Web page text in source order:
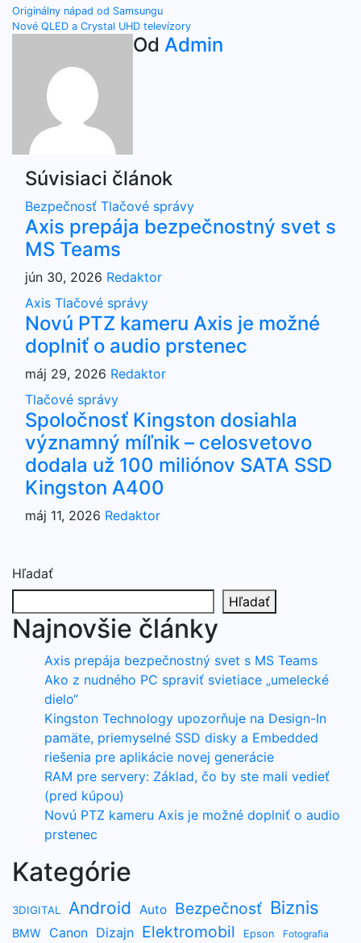
Navigácia
článku
Originálny nápad od Samsungu
Nové QLED a Crystal UHD televízory
Od Admin
Súvisiaci článok
Bezpečnosť Tlačové správy
Axis prepája bezpečnostný svet s
MS Teams
jún 30, 2026 Redaktor
Axis Tlačové správy
Novú PTZ kameru Axis je možné
doplniť o audio prstenec
máj 29, 2026 Redaktor
Tlačové správy
Spoločnosť Kingston dosiahla
významný míľnik – celosvetovo
dodala už 100 miliónov SATA SSD
Kingston A400
máj 11, 2026 Redaktor
Hľadať
Hľadať
Najnovšie články
Axis prepája bezpečnostný svet s MS Teams
Ako z nudného PC spraviť svietiace „umelecké
dielo“
Kingston Technology upozorňuje na Design-In
pamäte, priemyselné SSD disky a Embedded
riešenia pre aplikácie novej generácie
RAM pre servery: Základ, čo by ste mali vedieť
(pred kúpou)
Novú PTZ kameru Axis je možné doplniť o audio
prstenec
Kategórie
3DIGITAL Android Auto Bezpečnosť Biznis
BMW Canon Dizajn Elektromobil Epson
Fotografia